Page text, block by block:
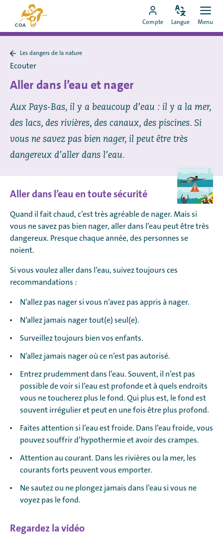
directement
au
Vers
la
page
de
MyCOA
Aller
vers
Compte
Modifiez
langue
Langue Menu
à
dangers
la
nature
Les dangers de la nature
Ecouter
Aller dans l’eau et nager
Aux Pays-Bas, il y a beaucoup d’eau : il y a la mer,
des lacs, des rivières, des canaux, des piscines. Si
vous ne savez pas bien nager, il peut être très
dangereux d’aller dans l’eau.
Aller dans l’eau en toute sécurité
Quand il fait chaud, c’est très agréable de nager. Mais si
vous ne savez pas bien nager, aller dans l’eau peut être très
dangereux. Presque chaque année, des personnes se
noient.
Si vous voulez aller dans l’eau, suivez toujours ces
recommandations :
N’allez pas nager si vous n’avez pas appris à nager.
N’allez jamais nager tout(e) seul(e).
Surveillez toujours bien vos enfants.
N’allez jamais nager où ce n’est pas autorisé.
Entrez prudemment dans l’eau. Souvent, il n’est pas
possible de voir si l’eau est profonde et à quels endroits
vous ne toucherez plus le fond. Qui plus est, le fond est
souvent irrégulier et peut en une fois être plus profond.
Faites attention si l’eau est froide. Dans l’eau froide, vous
pouvez souffrir d’hypothermie et avoir des crampes.
Attention au courant. Dans les rivières ou la mer, les
courants forts peuvent vous emporter.
Ne sautez ou ne plongez jamais dans l’eau si vous ne
voyez pas le fond.
Regardez la vidéo